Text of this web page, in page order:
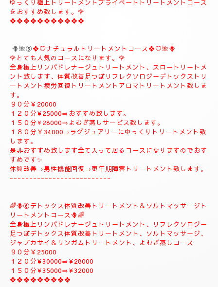
🪻🌹④プライベートトリートメントコース🪻🌹
こちらのコースもとても人気の高いおすすめコースになります。
よむぎ蒸し30分お体のデトックスを流します、お体が温まりま
沢全身極上トリートメント致します、スローにゆっくりトリート
メント致します、オイルたっぷりトリートメント致します、リフ
レクソロジー、デトックストリートメント致します、疲労回復ト
リートメント致します。
９０分¥25000⇒¥22000
１２０分¥30000⇒¥27000
１５０分¥35000⇒¥32000
🩷何時もよりゆっくりオイルたっぷりトリートメント致します、
何時もより心地良く癒されます。🩷
ゆっくり極上トリートメントプライベートトリートメントコース
をおすすめ致します。🌹
❖❖❖❖❖❖❖❖❖❖❖
🪻🌺⑤❖♡ナチュラルトリートメントコース❖♡🌺🪻
ント致します、体質改善足つぼリフレクソロジーデトックストリ
ートメント疲労回復トリートメントアロマトリートメント致しま
す。
９０分￥20000
１２０分¥25000⇒おすすめ致します。
１５０分¥28000⇒よむぎ蒸しサービス致します。
１８０分￥34000⇒ラグジュアリーにゆっくりトリートメント致
します。
是非おすすめ致します全て入って居るコースになりますのでおす